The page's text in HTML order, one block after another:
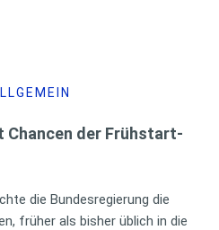
Chancen der Frühstart-
die Bundesregierung die
früher als bisher üblich in die